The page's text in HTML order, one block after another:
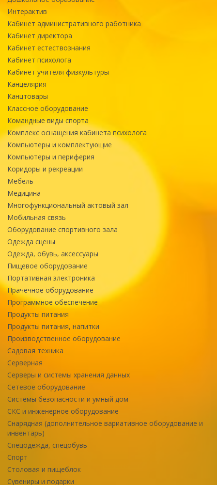
Интерактив
Кабинет административного работника
Кабинет директора
Кабинет естествознания
Кабинет психолога
Кабинет учителя физкультуры
Канцелярия
Канцтовары
Классное оборудование
Командные виды спорта
Комплекс оснащения кабинета психолога
Компьютеры и комплектующие
Компьютеры и периферия
Коридоры и рекреации
Мебель
Медицина
Многофункциональный актовый зал
Мобильная связь
Оборудование спортивного зала
Одежда сцены
Одежда, обувь, аксессуары
Пищевое оборудование
Портативная электроника
Прачечное оборудование
Программное обеспечение
Продукты питания
Продукты питания, напитки
Производственное оборудование
Садовая техника
Серверная
Серверы и системы хранения данных
Сетевое оборудование
Системы безопасности и умный дом
СКС и инженерное оборудование
Снарядная (дополнительное вариативное оборудование и
инвентарь)
Спецодежда, спецобувь
Спорт
Столовая и пищеблок
Сувениры и подарки